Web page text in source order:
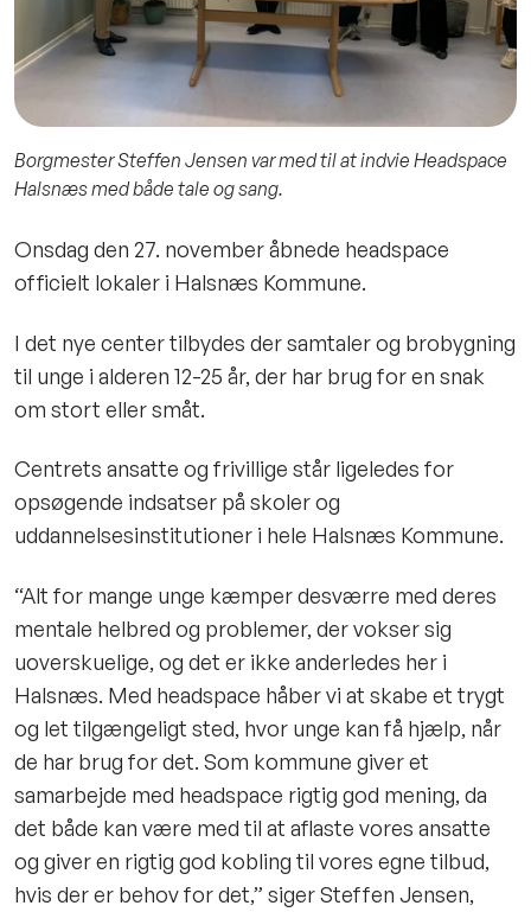
Borgmester Steffen Jensen var med til at indvie Headspace
Halsnæs med både tale og sang.
Onsdag den 27. november åbnede headspace
officielt lokaler i Halsnæs Kommune.
I det nye center tilbydes der samtaler og brobygning
til unge i alderen 12-25 år, der har brug for en snak
om stort eller småt.
Centrets ansatte og frivillige står ligeledes for
opsøgende indsatser på skoler og
uddannelsesinstitutioner i hele Halsnæs Kommune.
“Alt for mange unge kæmper desværre med deres
mentale helbred og problemer, der vokser sig
uoverskuelige, og det er ikke anderledes her i
Halsnæs. Med headspace håber vi at skabe et trygt
og let tilgængeligt sted, hvor unge kan få hjælp, når
de har brug for det. Som kommune giver et
samarbejde med headspace rigtig god mening, da
det både kan være med til at aflaste vores ansatte
og giver en rigtig god kobling til vores egne tilbud,
hvis der er behov for det,” siger Steffen Jensen,